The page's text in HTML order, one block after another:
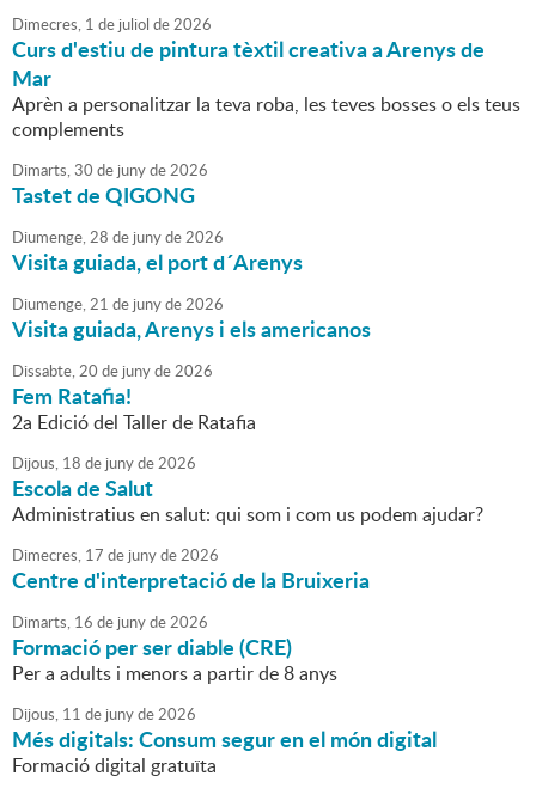
Dimecres, 1 de juliol de2026
Curs d'estiu de pintura tèxtil creativa a Arenys de
Mar
Aprèn a personalitzar la teva roba, les teves bosses o els teus
complements
Dimarts,30 de junyde2026
Tastet de QIGONG
Diumenge,28 de junyde2026
Visita guiada, el port d´Arenys
Diumenge,21 de junyde2026
Visita guiada, Arenys i els americanos
Dissabte,20 de junyde2026
Fem Ratafia!
2a Edició del Taller de Ratafia
Dijous, 18 de junyde2026
Escola de Salut
Administratius en salut: qui som i com us podem ajudar?
Dimecres, 17 de junyde2026
Centre d'interpretació de la Bruixeria
Dimarts, 16 de junyde2026
Formació per ser diable (CRE)
Per a adults i menors a partir de 8 anys
Dijous, 11 de junyde2026
Més digitals: Consum segur en el món digital
Formació digital gratuïta